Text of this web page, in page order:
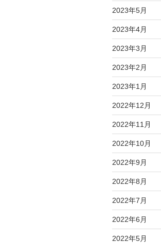
2023年5月
2023年4月
2023年3月
2023年2月
2023年1月
2022年12月
2022年11月
2022年10月
2022年9月
2022年8月
2022年7月
2022年6月
2022年5月